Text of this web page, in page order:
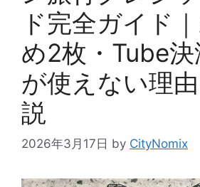
ド完全ガイド
め2枚・Tube
が使えない理
説
2026年3月17日 by CityNomix